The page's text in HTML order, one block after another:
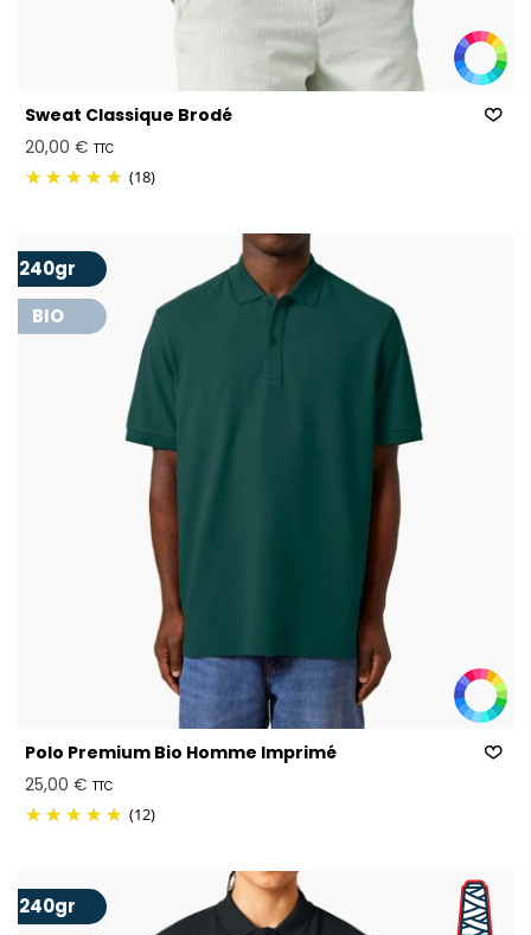
Sweat Classique Brodé
20,00 € TTC
(18)
240gr
BIO
Polo Premium Bio Homme Imprimé
25,00 € TTC
(12)
240gr